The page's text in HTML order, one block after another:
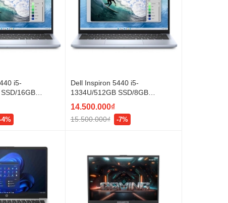
i5-
16GB
CARBON
-4%
Dell Inspiron 5440 i5-
1334U/512GB SSD/8GB
DDR5/14" FHD/Win11/CARBON
BLACK (đèn phím)
14.500.000₫
15.500.000₫ -7%